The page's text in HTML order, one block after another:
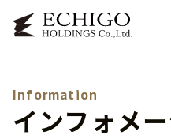
Information
インフォメ